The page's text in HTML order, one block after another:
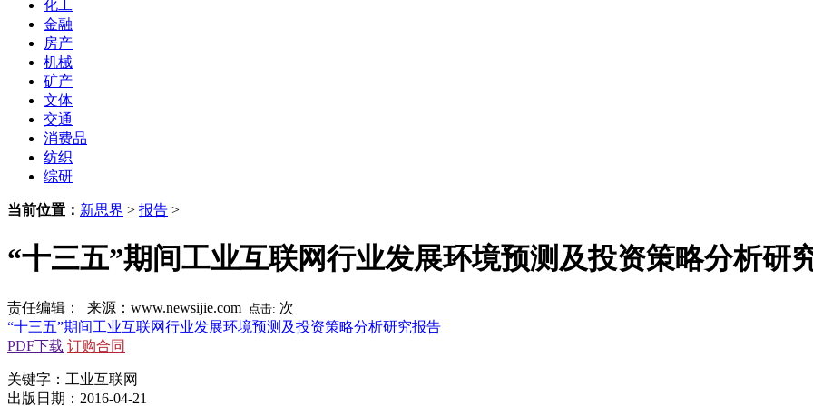
化工
金融
房产
机械
矿产
文体
交通
消费品
纺织
综研
当前位置： 新思界 > 报告 >
“十三五”期间工业互联网行业发展环境预测及投资策略分析研
责任编辑： 来源：www.newsijie.com 点击: 次
“十三五”期间工业互联网行业发展环境预测及投资策略分析研究报告
PDF下载 订购合同
关键字：工业互联网
出版日期：2016-04-21